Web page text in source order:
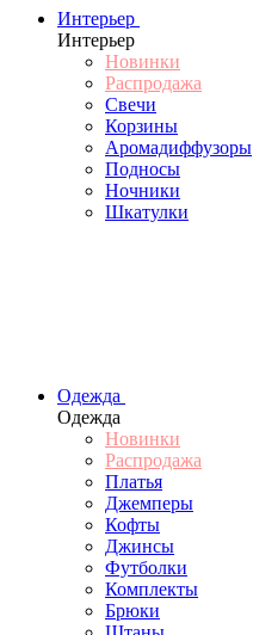
Интерьер
Интерьер
Новинки
Распродажа
Свечи
Корзины
Аромадиффузоры
Подносы
Ночники
Шкатулки
Одежда
Одежда
Новинки
Распродажа
Платья
Джемперы
Кофты
Джинсы
Футболки
Комплекты
Брюки